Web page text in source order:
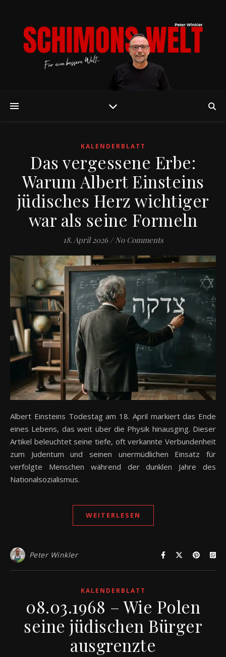
KALENDERBLATT
Das vergessene Erbe:
Warum Albert Einsteins
jüdisches Herz wichtiger
war als seine Formeln
18. April 2026 / No Comments
Albert Einsteins Todestag am 18. April markiert das Ende
eines Lebens, das weit über die Physik hinausging. Dieser
Artikel beleuchtet seine tiefe, oft verkannte Verbundenheit
zum Judentum und seinen unermüdlichen Einsatz für
verfolgte Menschen während der dunklen Jahre des
Nationalsozialismus.
WEITERLESEN
Peter Winkler
KALENDERBLATT
08.03.1968 – Wie Polen
seine jüdischen Bürger
ausgrenzte